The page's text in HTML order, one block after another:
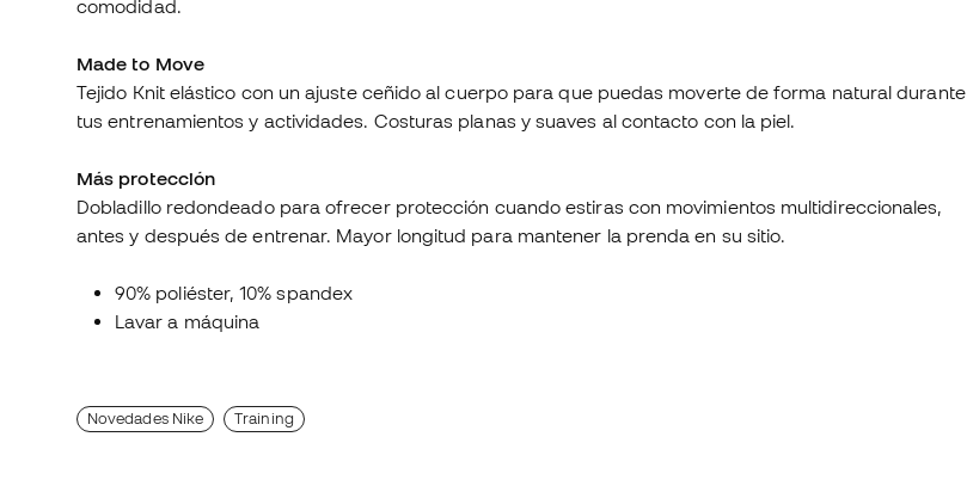
comodidad.
Made to Move
Tejido Knit elástico con un ajuste ceñido al cuerpo para que puedas moverte de forma natural durante
tus entrenamientos y actividades. Costuras planas y suaves al contacto con la piel.
Más protección
Dobladillo redondeado para ofrecer protección cuando estiras con movimientos multidireccionales,
antes y después de entrenar. Mayor longitud para mantener la prenda en su sitio.
90% poliéster, 10% spandex
Lavar a máquina
Novedades Nike Training